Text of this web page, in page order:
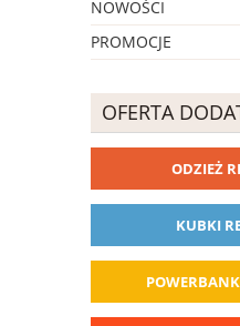
NOWOŚCI
PROMOCJE
OFERTA
ODZIEŻ
KUBKI